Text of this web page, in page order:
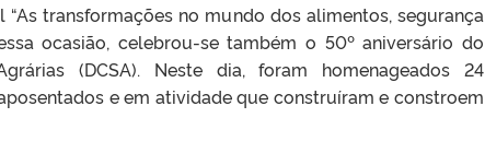
transformações no mundo dos alimentos, segurança
ocasião, celebrou-se também o 50º aniversário do
(DCSA). Neste dia, foram homenageados 24
e em atividade que construíram e constroem